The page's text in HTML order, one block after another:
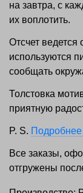
на завтра, с
их воплотить.
Отсчет ведется
используются
сообщать
Толстовка
приятную
P. S.
Все заказы,
отгружены